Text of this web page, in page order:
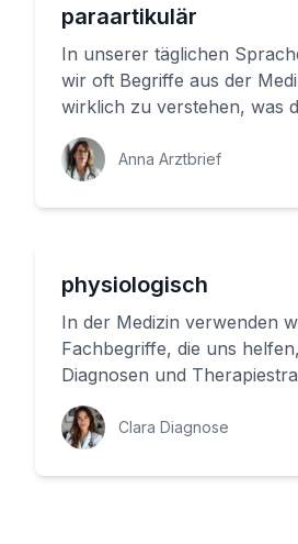
paraartikulär
In unserer täglichen
wir oft Begriffe aus der
wirklich zu verstehen, was
Ein solcher Begriff ist 'paraa...
Anna Arztbrief
physiologisch
In der Medizin verwenden
Fachbegriffe, die uns
Diagnosen und
zu beschreiben. Ein solcher
Clara Diagnose